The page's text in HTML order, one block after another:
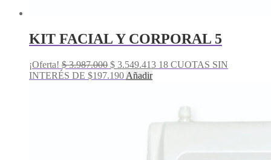
KIT FACIAL Y CORPORAL 5
¡Oferta! $3.987.000 El
precio
$ 3.549.413El
$ 3.549.413.
18 CUOTAS SIN
INTERÉS DE $197.190 Añadir